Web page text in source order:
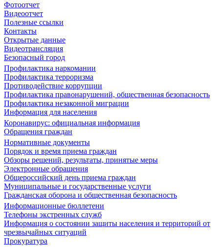
Фотоотчет
Видеоотчет
Полезные ссылки
Контакты
Открытые данные
Видеотрансляция
Безопасный город
Профилактика наркомании
Профилактика терроризма
Противодействие коррупции
Профилактика правонарушений, общественная безопасность
Профилактика незаконной миграции
Информация для населения
Коронавирус: официальная информация
Обращения граждан
Нормативные документы
Порядок и время приема граждан
Обзоры решений, результаты, принятые меры
Электронные обращения
Общероссийский день приема граждан
Муниципальные и государственные услуги
Гражданская оборона и общественная безопасность
Информационные бюллетени
Телефоны экстренных служб
Информация о состоянии защиты населения и территорий от
чрезвычайных ситуаций
Прокуратура